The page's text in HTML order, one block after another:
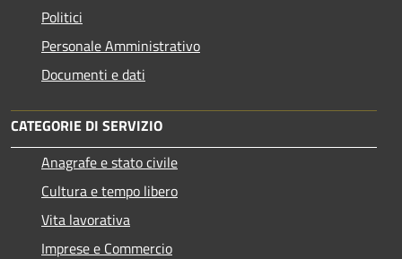
Politici
Personale Amministrativo
Documenti e dati
CATEGORIE DI SERVIZIO
Anagrafe e stato civile
Cultura e tempo libero
Vita lavorativa
Imprese e Commercio